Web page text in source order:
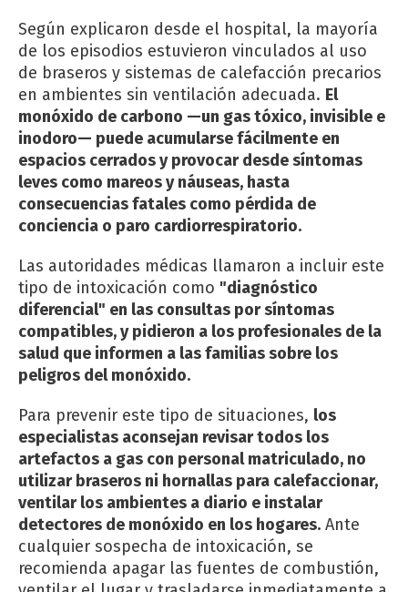
Según explicaron desde el hospital, la mayoría
de los episodios estuvieron vinculados al uso
de braseros y sistemas de calefacción precarios
en ambientes sin ventilación adecuada. El
monóxido de carbono —un gas tóxico, invisible e
inodoro— puede acumularse fácilmente en
espacios cerrados y provocar desde síntomas
leves como mareos y náuseas, hasta
consecuencias fatales como pérdida de
conciencia o paro cardiorrespiratorio.
Las autoridades médicas llamaron a incluir este
tipo de intoxicación como "diagnóstico
diferencial" en las consultas por síntomas
compatibles, y pidieron a los profesionales de la
salud que informen a las familias sobre los
peligros del monóxido.
Para prevenir este tipo de situaciones, los
especialistas aconsejan revisar todos los
artefactos a gas con personal matriculado, no
utilizar braseros ni hornallas para calefaccionar,
ventilar los ambientes a diario e instalar
detectores de monóxido en los hogares. Ante
cualquier sospecha de intoxicación, se
recomienda apagar las fuentes de combustión,